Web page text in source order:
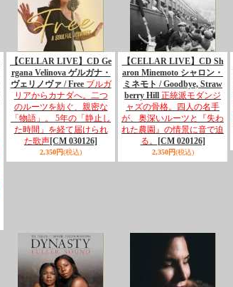
【CELLAR LIVE】CD Ge
rgana Velinova ゲルガナ・
ヴェリノヴァ / Free ブルガ
リアからカナダへ。二つ
のルーツを紡ぐ、親密な
「物語」。 5年の「静止し
た時間」を経て届けられ
た歌声[CM 030126]
2,350円(税込)
【CELLAR LIVE】CD Sh
aron Minemoto シャロン・
ミネモト / Goodbye, Straw
berry Hill 正統派モダンジ
ャズの骨格。四人の名手
が、奥深いルーツと『失わ
れた農園』の情景に音で迫
る。
[CM 020126]
2,350円(税込)